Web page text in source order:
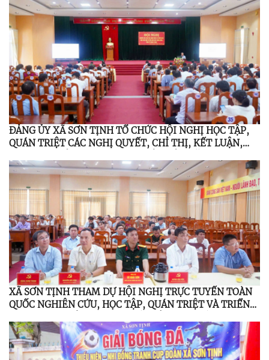
ĐOẠN 2021 – 2026
ĐẢNG ỦY XÃ SƠN TỊNH TỔ CHỨC HỘI NGHỊ HỌC TẬP,
QUÁN TRIỆT CÁC NGHỊ QUYẾT, CHỈ THỊ, KẾT LUẬN,
XÃ SƠN TỊNH THAM DỰ HỘI NGHỊ TRỰC TUYẾN TOÀN
QUỐC NGHIÊN CỨU, HỌC TẬP, QUÁN TRIỆT VÀ TRIỂN
BAN CHẤP HÀNH TRUNG ƯƠNG ĐẢNG KHÓA XIV